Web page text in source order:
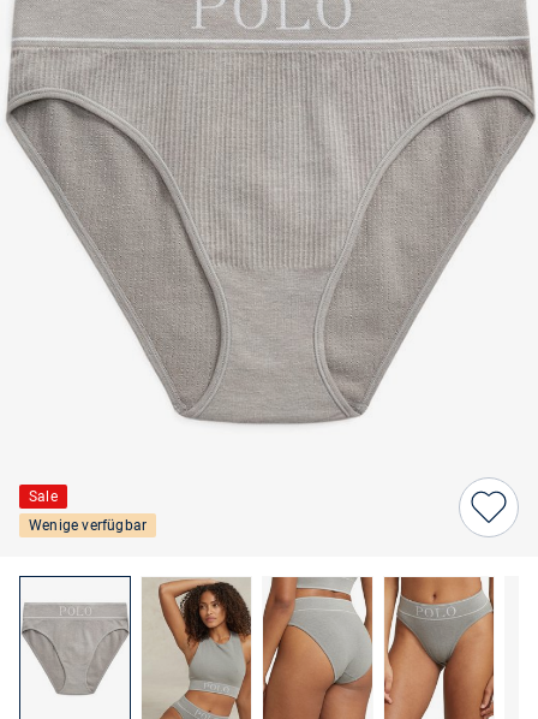
Sale
Wenige verfügbar